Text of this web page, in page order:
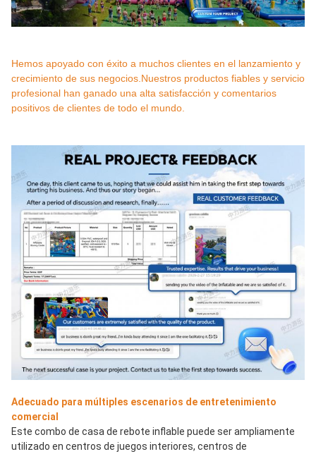
Hemos apoyado con éxito a muchos clientes en el lanzamiento y
crecimiento de sus negocios.Nuestros productos fiables y servicio
profesional han ganado una alta satisfacción y comentarios
positivos de clientes de todo el mundo.
Adecuado para múltiples escenarios de entretenimiento
comercial
Este combo de casa de rebote inflable puede ser ampliamente
utilizado en centros de juegos interiores, centros de